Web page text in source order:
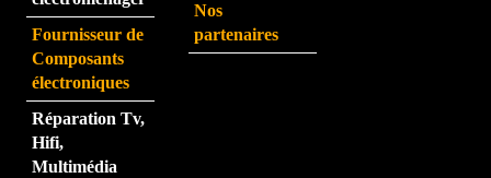
Fournisseur de
Composants
électroniques
Réparation Tv,
Hifi,
Multimédia
Nos
partenaires